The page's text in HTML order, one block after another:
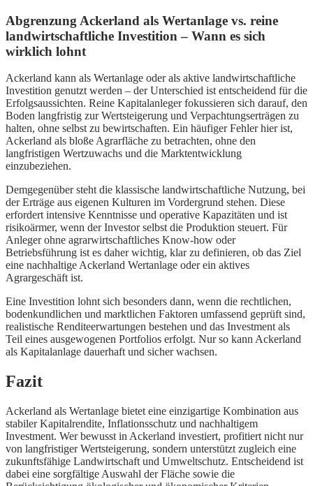
Abgrenzung Ackerland als Wertanlage vs. reine
landwirtschaftliche Investition – Wann es sich
wirklich lohnt
Ackerland kann als Wertanlage oder als aktive landwirtschaftliche
Investition genutzt werden – der Unterschied ist entscheidend für die
Erfolgsaussichten. Reine Kapitalanleger fokussieren sich darauf, den
Boden langfristig zur Wertsteigerung und Verpachtungserträgen zu
halten, ohne selbst zu bewirtschaften. Ein häufiger Fehler hier ist,
Ackerland als bloße Agrarfläche zu betrachten, ohne den
langfristigen Wertzuwachs und die Marktentwicklung
einzubeziehen.
Demgegenüber steht die klassische landwirtschaftliche Nutzung, bei
der Erträge aus eigenen Kulturen im Vordergrund stehen. Diese
erfordert intensive Kenntnisse und operative Kapazitäten und ist
risikoärmer, wenn der Investor selbst die Produktion steuert. Für
Anleger ohne agrarwirtschaftliches Know-how oder
Betriebsführung ist es daher wichtig, klar zu definieren, ob das Ziel
eine nachhaltige Ackerland Wertanlage oder ein aktives
Agrargeschäft ist.
Eine Investition lohnt sich besonders dann, wenn die rechtlichen,
bodenkundlichen und marktlichen Faktoren umfassend geprüft sind,
realistische Renditeerwartungen bestehen und das Investment als
Teil eines ausgewogenen Portfolios erfolgt. Nur so kann Ackerland
als Kapitalanlage dauerhaft und sicher wachsen.
Fazit
Ackerland als Wertanlage bietet eine einzigartige Kombination aus
stabiler Kapitalrendite, Inflationsschutz und nachhaltigem
Investment. Wer bewusst in Ackerland investiert, profitiert nicht nur
von langfristiger Wertsteigerung, sondern unterstützt zugleich eine
zukunftsfähige Landwirtschaft und Umweltschutz. Entscheidend ist
dabei eine sorgfältige Auswahl der Fläche sowie die